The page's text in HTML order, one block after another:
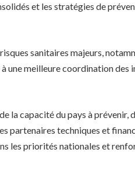
et les stratégies de
sanitaires majeurs,
une meilleure coordination des
la capacité du pays à prévenir,
partenaires techniques et
les priorités nationales et